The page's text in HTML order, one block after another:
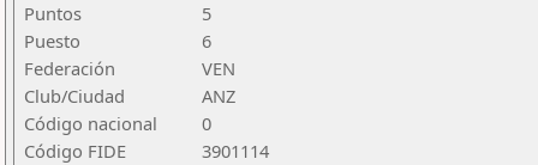
Puntos
5
Puesto
6
Federación
VEN
Club/Ciudad
ANZ
Código nacional
0
Código FIDE
3901114